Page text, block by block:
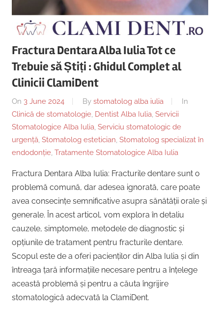
|
Centru
Implantologie
Dentist,
Strada
Lăncrănjan
19,
Alba
510218,
România
+40754463365
Fractura Dentara Alba Iulia Tot ce
Trebuie să Știți : Ghidul Complet al
Clinicii ClamiDent
On 3 June 2024 By stomatolog alba iulia
In
Clinică de stomatologie Dentist Alba Iulia Servicii
Stomatologice Alba Iulia Serviciu stomatologic de
urgență Stomatolog estetician Stomatolog specializat în
endodonție Tratamente Stomatologice Alba Iulia
Fractura Dentara Alba Iulia: Fracturile dentare sunt o
problemă comună, dar adesea ignorată, care poate
avea consecințe semnificative asupra sănătății orale și
generale. În acest articol, vom explora în detaliu
cauzele, simptomele, metodele de diagnostic și
opțiunile de tratament pentru fracturile dentare.
Scopul este de a oferi pacienților din Alba Iulia și din
întreaga țară informațiile necesare pentru a înțelege
această problemă și pentru a căuta îngrijire
stomatologică adecvată la ClamiDent.